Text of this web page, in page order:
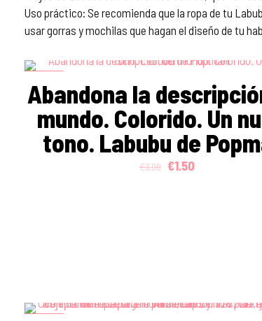
Uso práctico: Se recomienda que la ropa de tu
usar gorras y mochilas que hagan el diseño de tu
Abandona la
mundo. Colorido. Un
tono. Labubu de
€3.00 Original
€1.50Current